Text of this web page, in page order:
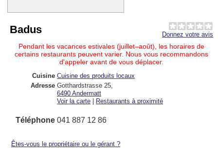
Donnez votre avis
Badus
Pendant les vacances estivales (juillet–août), les horaires de
certains restaurants peuvent varier. Nous vous recommandons
d'appeler avant de vous déplacer.
Cuisine Cuisine des produits locaux
Adresse Gotthardstrasse 25
6490 Andermatt
Voir la carte
Restaurants à proximité
Téléphone 041 887 12 86
Êtes-vous le propriétaire ou le gérant ?